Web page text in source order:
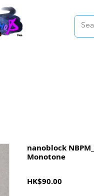
nanoblock
Monotone
HK$90.00